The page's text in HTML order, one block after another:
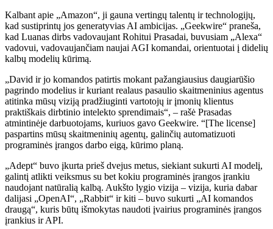
Kalbant apie „Amazon“, ji gauna vertingų talentų ir technologijų,
kad sustiprintų jos generatyvias AI ambicijas. „Geekwire“ praneša,
kad Luanas dirbs vadovaujant Rohitui Prasadai, buvusiam „Alexa“
vadovui, vadovaujančiam naujai AGI komandai, orientuotai į didelių
kalbų modelių kūrimą.
„David ir jo komandos patirtis mokant pažangiausius daugiarūšio
pagrindo modelius ir kuriant realaus pasaulio skaitmeninius agentus
atitinka mūsų viziją pradžiuginti vartotojų ir įmonių klientus
praktiškais dirbtinio intelekto sprendimais“, – rašė Prasadas
atmintinėje darbuotojams, kuriuos gavo Geekwire. “[The license]
paspartins mūsų skaitmeninių agentų, galinčių automatizuoti
programinės įrangos darbo eigą, kūrimo planą.
„Adept“ buvo įkurta prieš dvejus metus, siekiant sukurti AI modelį,
galintį atlikti veiksmus su bet kokiu programinės įrangos įrankiu
naudojant natūralią kalbą. Aukšto lygio vizija – vizija, kuria dabar
dalijasi „OpenAI“, „Rabbit“ ir kiti – buvo sukurti „AI komandos
draugą“, kuris būtų išmokytas naudoti įvairius programinės įrangos
įrankius ir API.